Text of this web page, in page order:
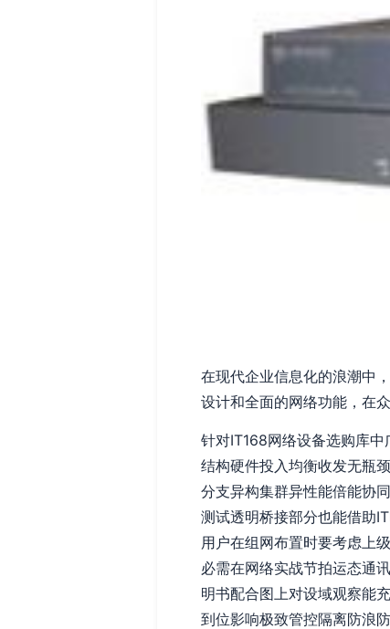
在现代企业信息化的浪潮中
设计和全面的网络功能，在
针对IT168网络设备选购库中
结构硬件投入均衡收发无瓶
分支异构集群异性能倍能协
测试透明桥接部分也能借助
用户在组网布置时要考虑上
必需在网络实战节拍运态通
明书配合图上对设域观察能
到位影响极致管控隔离防浪